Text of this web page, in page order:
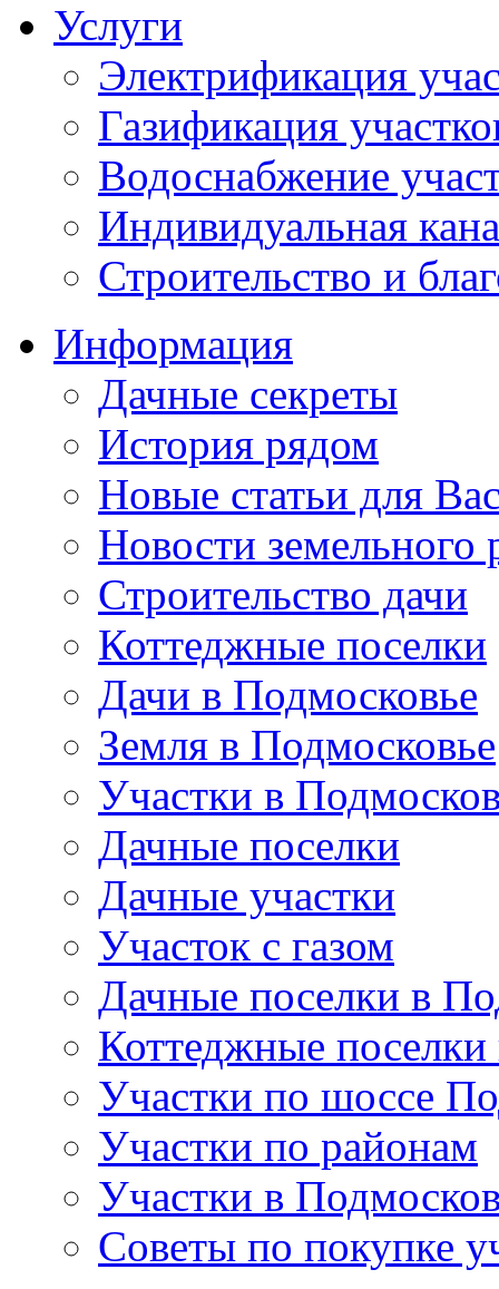
Услуги
Электрификация
Газификация
Водоснабжение
Индивидуальная
Строительство и
Информация
Дачные секреты
История рядом
Новые статьи для
Новости земельного
Строительство дачи
Коттеджные поселки
Дачи в Подмосковье
Земля в Подмосковье
Участки в
Дачные поселки
Дачные участки
Участок с газом
Дачные поселки в
Коттеджные
Участки по шоссе
Участки по районам
Участки в
Советы по покупке